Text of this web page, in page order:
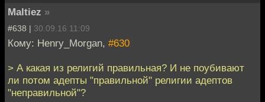
Maltiez »
#638 | 30.09.16 11:09
Кому: Henry_Morgan, #630
> А какая из религий правильная? И не поубивают
ли потом адепты "правильной" религии адептов
"неправильной"?